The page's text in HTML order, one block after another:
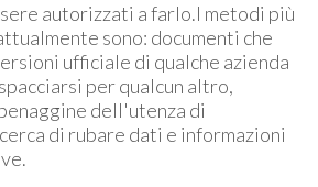
autorizzati a farlo.I metodi più
sono: documenti che
ufficiale di qualche azienda
per qualcun altro,
dell'utenza di
di rubare dati e informazioni